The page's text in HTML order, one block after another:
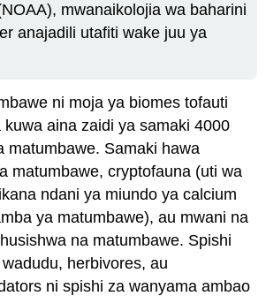
mwanaikolojia wa baharini
anajadili utafiti wake juu ya
ni moja ya biomes tofauti
aina zaidi ya samaki 4000
matumbawe. Samaki hawa
matumbawe, cryptofauna (uti wa
ndani ya miundo ya calcium
ya matumbawe), au mwani na
na matumbawe. Spishi
herbivores, au
ni spishi za wanyama ambao